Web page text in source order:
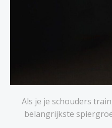
Als je je schouders
belangrijkste